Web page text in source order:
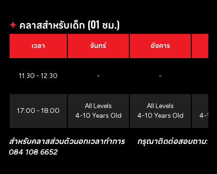
✦ คลาสสำหรับเด็ก (01 ชม.)
เวลา จันทร์ อังคาร
11:30 - 12:30 - -
17:00 - 18:00
All Levels
4-10 Years Old
All Levels
4-10 Years Old
4-10
สำหรับคลาสส่วนตัวนอกเวลาทำการ กรุณาติดต่อสอบถาม:
084 108 6652